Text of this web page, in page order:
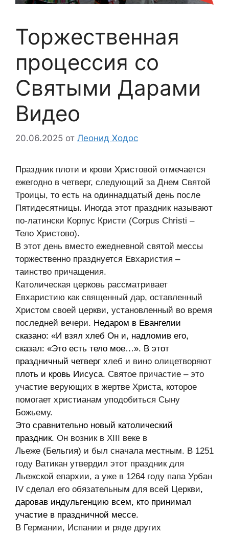
Торжественная
процессия со
Святыми Дарами
Видео
20.06.2025 от Леонид Ходос
Праздник плоти и крови Христовой отмечается
ежегодно в четверг, следующий за Днем Святой
Троицы, то есть на одиннадцатый день после
Пятидесятницы. Иногда этот праздник называют
по-латински Корпус Кристи (Corpus Christi –
Тело Христово).
В этот день вместо ежедневной святой мессы
торжественно празднуется Евхаристия –
таинство причащения.
Католическая церковь рассматривает
Евхаристию как священный дар, оставленный
Христом своей церкви, установленный во время
последней вечери. Недаром в Евангелии
сказано: «И взял хлеб Он и, надломив его,
сказал: «Это есть тело мое…». В этот
праздничный четверг хлеб и вино олицетворяют
плоть и кровь Иисуса. Святое причастие – это
участие верующих в жертве Христа, которое
помогает христианам уподобиться Сыну
Божьему.
Это сравнительно новый католический
праздник. Он возник в XIII веке в
Льеже (Бельгия) и был сначала местным. В 1251
году Ватикан утвердил этот праздник для
Льежской епархии, а уже в 1264 году папа Урбан
IV сделал его обязательным для всей Церкви,
даровав индульгенцию всем, кто принимал
участие в праздничной мессе.
В Германии, Испании и ряде других